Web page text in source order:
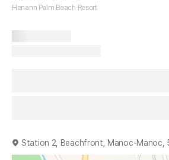
Henann Palm Beach Resort
Station 2, Beachfront, Manoc-Manoc,